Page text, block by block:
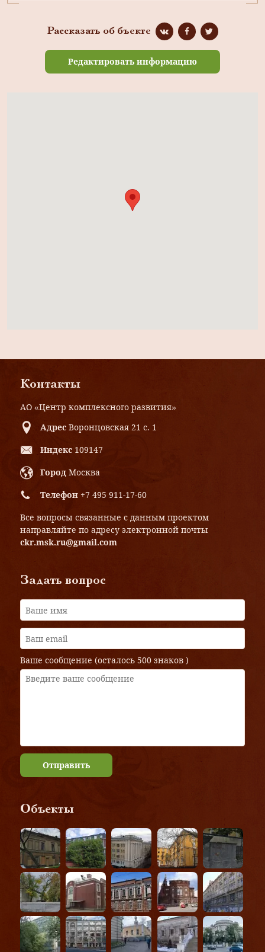
Рассказать об бъекте
Редактировать информацию
Контакты
АО «Центр комплексного развития»
Адрес Воронцовская 21 с. 1
Индекс 109147
Город Москва
Телефон +7 495 911-17-60
Все вопросы связанные с данным проектом
направляйте по адресу электронной почты
ckr.msk.ru@gmail.com
Задать вопрос
Ваше сообщение (осталось 500 знаков )
Отправить
Объекты